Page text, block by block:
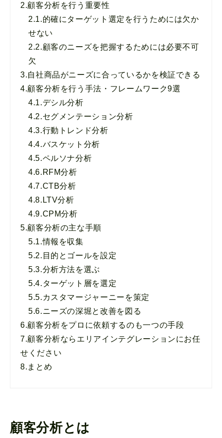
2.顧客分析を行う重要性
2.1.的確にターゲット選定を行うためには欠か
せない
2.2.顧客のニーズを把握するためには必要不可
欠
3.自社商品がニーズに合っているかを検証できる
4.顧客分析を行う手法・フレームワーク9選
4.1.デシル分析
4.2.セグメンテーション分析
4.3.行動トレンド分析
4.4.バスケット分析
4.5.ペルソナ分析
4.6. RFM分析
4.7.CTB分析
4.8. LTV分析
4.9.CPM分析
5.顧客分析の主な手順
5.1.情報を収集
5.2. 目的とゴールを設定
5.3.分析方法を選ぶ
5.4. ターゲット層を選定
5.5. カスタマージャーニーを策定
5.6.ニーズの深堀と改善を図る
6.顧客分析をプロに依頼するのも一つの手段
7.顧客分析ならエリアインテグレーションにお任
せください
8. まとめ
顧客分析とは